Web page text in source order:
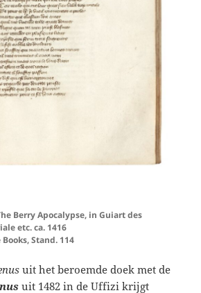
Berry Apocalypse, in Guiart des
etc. ca. 1416
Stand. 114
uit het beroemde doek met de
uit 1482 in de Uffizi krijgt